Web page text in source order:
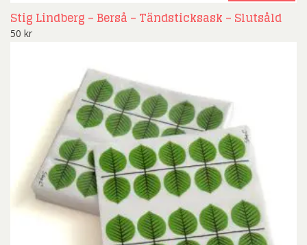
Stig Lindberg – Berså – Tändsticksask – Slutsåld
50 kr